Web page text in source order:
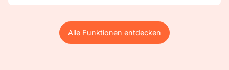
Alle Funktionen entdecken
Alle Funktionen entdecken